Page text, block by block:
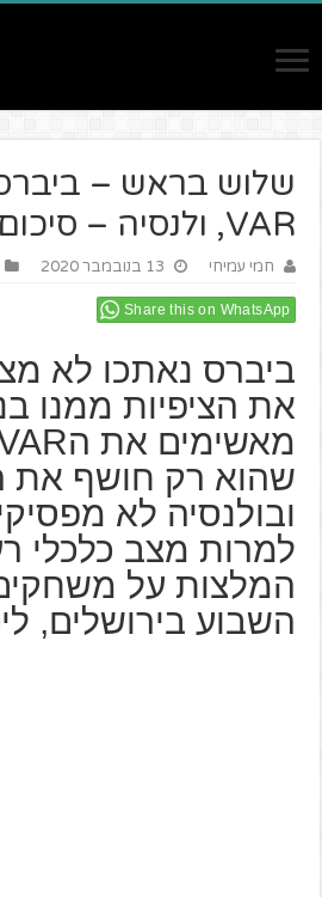
שלוש בראש –
VAR, ולנסיה – סיכום שבועי עולמי
חמי עמיחי 13 בנובמבר 2020
Share this on WhatsApp
ביברס נאתכו לא
את הציפיות ממנו
שהוא רק חושף את
ובולנסיה לא
למרות מצב כלכלי
המלצות על
השבוע בירושלים,